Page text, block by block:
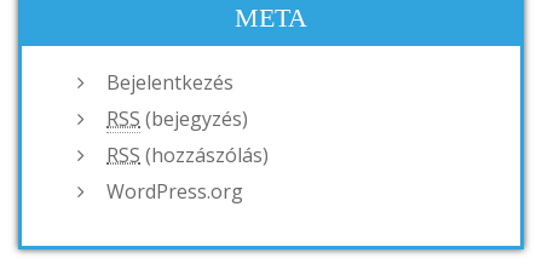
META
Bejelentkezés
RSS (bejegyzés)
RSS (hozzászólás)
WordPress.org